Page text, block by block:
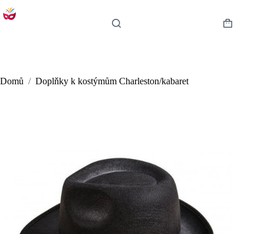
to
Shopping
Domů / Doplňky k kostýmům Charleston/kabaret